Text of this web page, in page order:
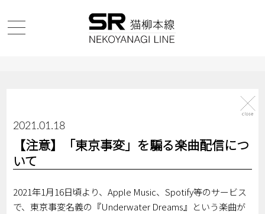
2021.01.18
【注意】「東京事変」を騙る楽曲配信につ
いて
2021年1月16日頃より、Apple Music、Spotify等のサービス
で、東京事変名義の『Underwater Dreams』という楽曲が